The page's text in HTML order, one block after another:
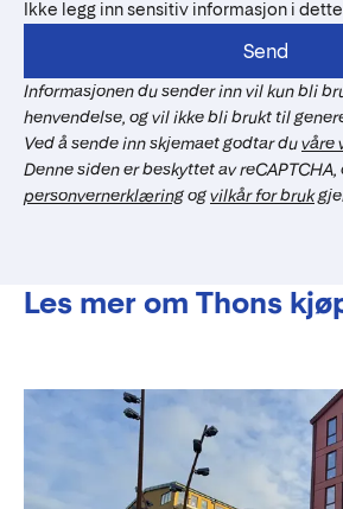
Ikke legg inn sensitiv informasjon i
Informasjonen du sender inn vil kun bli
henvendelse, og vil ikke bli brukt til
Ved å sende inn skjemaet godtar duvåre
Denne siden er beskyttet av reCAPTCHA,
personvernerklæringogvilkår for bruk
Send
Les mer om Thons